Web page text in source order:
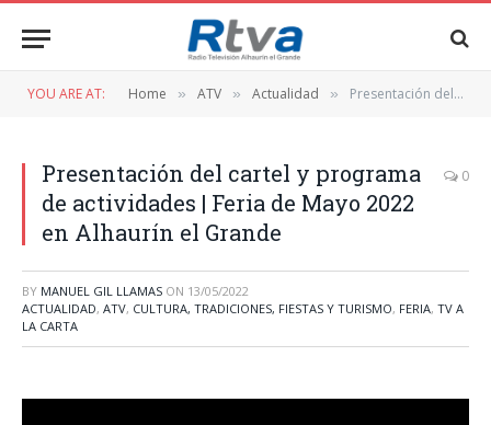
YOU ARE AT: Home » ATV » Actualidad » Presentación del cartel y programa de actividades | Feria de Mayo 2022 en Alhaurín el Grande
Presentación del cartel y programa
de actividades | Feria de Mayo 2022
en Alhaurín el Grande
0
BY MANUEL GIL LLAMAS ON 13/05/2022
ACTUALIDAD, ATV, CULTURA, TRADICIONES, FIESTAS Y TURISMO, FERIA, TV A
LA CARTA